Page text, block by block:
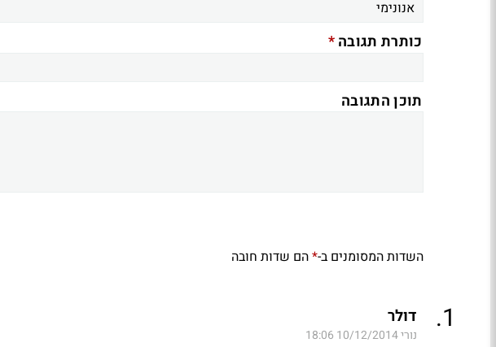
כותרת תגובה*
תוכן התגובה
השדות המסומנים ב-*הם שדות חובה
1
. דולר
נורי10/12/2014 18:06